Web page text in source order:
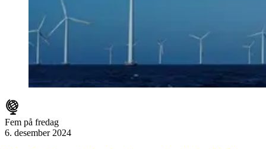
Fem på fredag
6. desember 2024